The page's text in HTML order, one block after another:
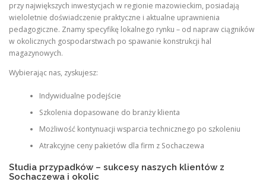
przy największych inwestycjach w regionie mazowieckim, posiadają
wieloletnie doświadczenie praktyczne i aktualne uprawnienia
pedagogiczne. Znamy specyfikę lokalnego rynku – od napraw ciągników
w okolicznych gospodarstwach po spawanie konstrukcji hal
magazynowych.
Wybierając nas, zyskujesz:
Indywidualne podejście
Szkolenia dopasowane do branży klienta
Możliwość kontynuacji wsparcia technicznego po szkoleniu
Atrakcyjne ceny pakietów dla firm z Sochaczewa
Studia przypadków – sukcesy naszych klientów z
Sochaczewa i okolic